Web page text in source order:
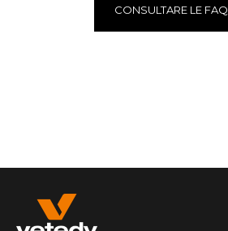
CONSULTARE LE FAQ